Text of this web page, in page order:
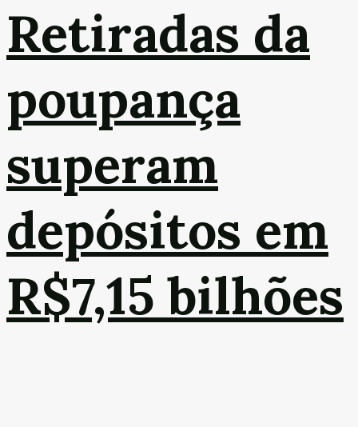
Retiradas da
poupança
superam
depósitos em
R$7,15 bilhões